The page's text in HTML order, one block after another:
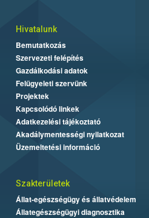
Hivatalunk
Bemutatkozás
Szervezeti felépítés
Gazdálkodási adatok
Felügyeleti szervünk
Projektek
Kapcsolódó linkek
Adatkezelési tájékoztató
Akadálymentességi nyilatkozat
Üzemeltetési információ
Szakterületek
Állat-egészségügy és állatvédelem
Állategészségügyi diagnosztika